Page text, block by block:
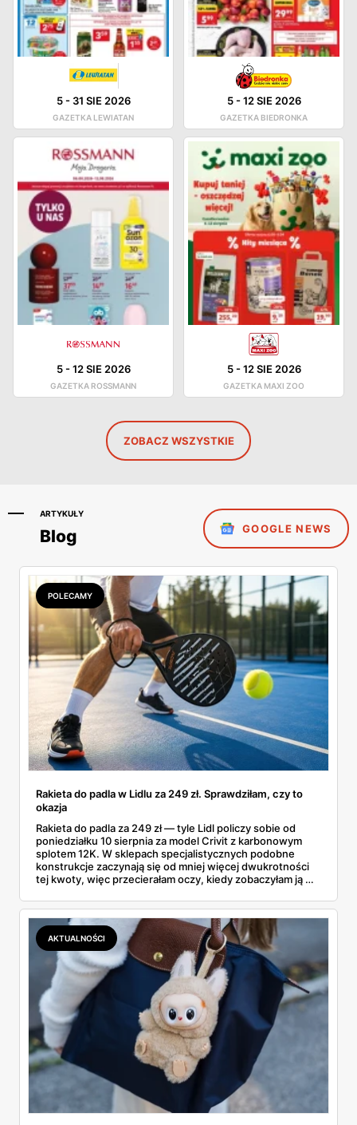
5- 31 SIE 2026
GAZETKA LEWIATAN
5-12 SIE 2026
GAZETKA BIEDRONKA
5-12 SIE 2026
GAZETKA ROSSMANN
5-12 SIE 2026
GAZETKA MAXI ZOO
ZOBACZ WSZYSTKIE
ARTYKUŁY
Blog GOOGLE NEWS
POLECAMY
Rakieta do padla w Lidlu za 249 zł. Sprawdziłam, czy to
okazja
Rakieta do padla za 249 zł — tyle Lidl policzy sobie od
poniedziałku 10 sierpnia za model Crivit z karbonowym
splotem 12K. W sklepach specjalistycznych podobne
konstrukcje zaczynają się od mniej więcej dwukrotności
tej kwoty, więc przecierałam oczy, kiedy zobaczyłam ją w
najszybciej rosnący sport w Polsce: kortów przybywa
lawinowo, a chętnych jeszcze szybciej. Sprawdziłam, co
dokładnie dostajemy za te pieniądze i komu taka rakieta
faktycznie wystarczy.
AKTUALNOŚCI